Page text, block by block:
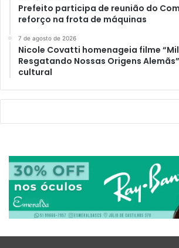
Prefeito participa de reunião do
reforço na frota de máquinas
7 de agosto de 2026
Nicole Covatti homenageia filme
Resgatando Nossas Origens
cultural